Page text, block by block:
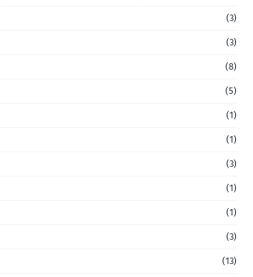
(3)
(3)
(8)
(5)
(1)
(1)
(3)
(1)
(1)
(3)
(13)